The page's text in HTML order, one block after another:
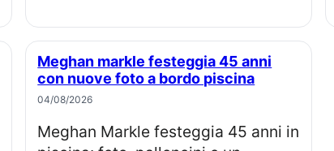
Meghan markle festeggia 45 anni
con nuove foto a bordo piscina
04/08/2026
Meghan Markle festeggia 45 anni in